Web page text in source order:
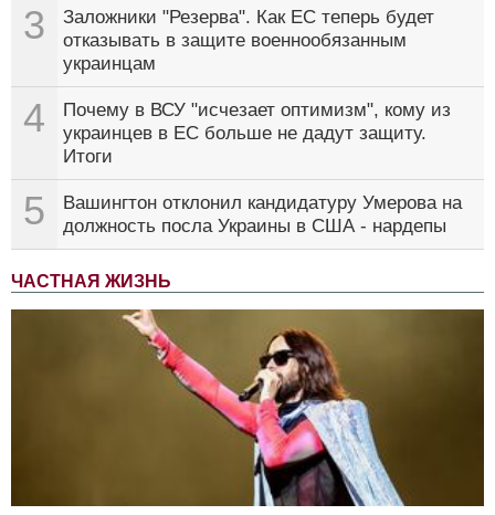
3
Заложники "Резерва". Как ЕС теперь будет
отказывать в защите военнообязанным
украинцам
4
Почему в ВСУ "исчезает оптимизм", кому из
украинцев в ЕС больше не дадут защиту.
Итоги
5
Вашингтон отклонил кандидатуру Умерова на
должность посла Украины в США - нардепы
ЧАСТНАЯ ЖИЗНЬ